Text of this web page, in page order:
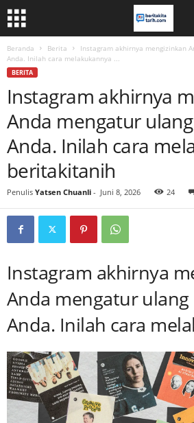
Beranda Berita
Instagram akhirnya mengizinkan
Anda. Inilah cara melakukannya ...
BERITA
Instagram akhirnya
Anda mengatur
Anda. Inilah cara
beritakitanih
Penulis Yatsen Chuanli - Juni 8, 2026 24
Instagram akhirnya
Anda mengatur
Anda. Inilah cara